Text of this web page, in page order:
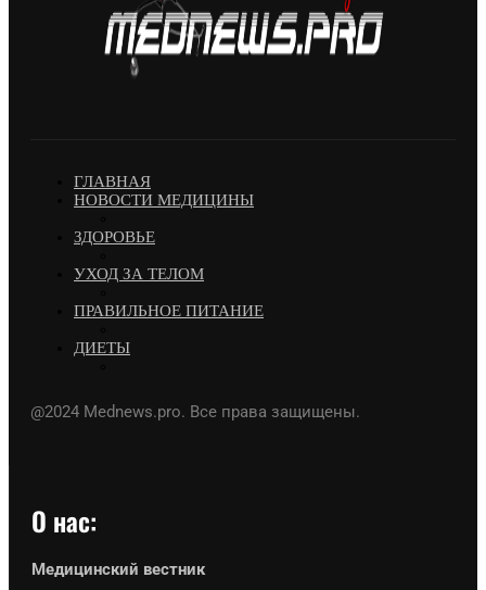
ГЛАВНАЯ
НОВОСТИ МЕДИЦИНЫ
ЗДОРОВЬЕ
УХОД ЗА ТЕЛОМ
ПРАВИЛЬНОЕ ПИТАНИЕ
ДИЕТЫ
@2024 Mednews.pro. Все права защищены.
О нас:
Медицинский вестник